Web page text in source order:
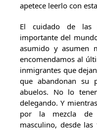
apetece leerlo con
El cuidado de las
importante del
asumido y asumen
encomendamos al
inmigrantes que
que abandonan su
abuelos. No lo
delegando. Y
por la mezcla de
masculino, desde